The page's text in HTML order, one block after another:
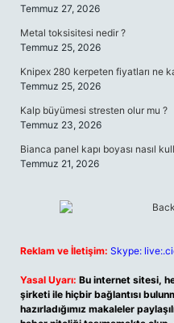
Temmuz 27, 2026
Metal toksisitesi nedir ?
Temmuz 25, 2026
Knipex 280 kerpeten fiyatları ne
Temmuz 25, 2026
Kalp büyümesi stresten olur mu ?
Temmuz 23, 2026
Bianca panel kapı boyası nasıl
Temmuz 21, 2026
Reklam ve İletişim: Skype:
Yasal Uyarı: Bu internet sitesi,
şirketi ile hiçbir bağlantısı
hazırladığımız makaleler